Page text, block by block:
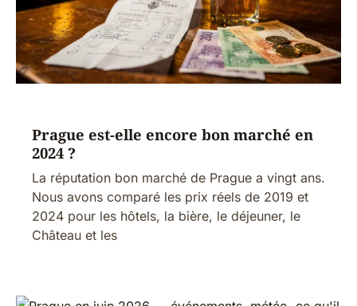
Prague est-elle encore bon marché en
2024 ?
La réputation bon marché de Prague a vingt ans.
Nous avons comparé les prix réels de 2019 et
2024 pour les hôtels, la bière, le déjeuner, le
Château et les